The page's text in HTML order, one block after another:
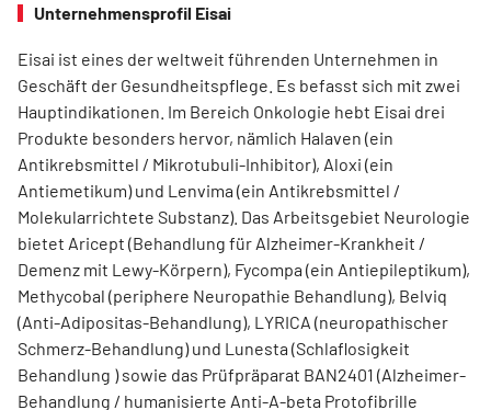
Unternehmensprofil Eisai
Eisai ist eines der weltweit führenden Unternehmen in
Geschäft der Gesundheitspflege. Es befasst sich mit zwei
Hauptindikationen. Im Bereich Onkologie hebt Eisai drei
Produkte besonders hervor, nämlich Halaven (ein
Antikrebsmittel / Mikrotubuli-Inhibitor), Aloxi (ein
Antiemetikum) und Lenvima (ein Antikrebsmittel /
Molekularrichtete Substanz). Das Arbeitsgebiet Neurologie
bietet Aricept (Behandlung für Alzheimer-Krankheit /
Demenz mit Lewy-Körpern), Fycompa (ein Antiepileptikum),
Methycobal (periphere Neuropathie Behandlung), Belviq
(Anti-Adipositas-Behandlung), LYRICA (neuropathischer
Schmerz-Behandlung) und Lunesta (Schlaflosigkeit
Behandlung ) sowie das Prüfpräparat BAN2401 (Alzheimer-
Behandlung / humanisierte Anti-A-beta Protofibrille